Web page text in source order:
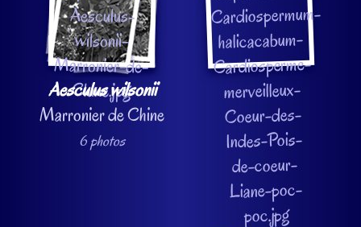
Aesculus wilsonii
Marronier de Chine
6 photos